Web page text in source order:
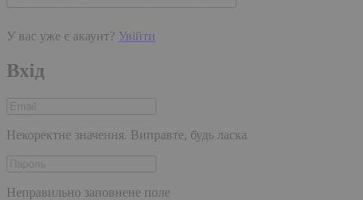
У вас уже є акаунт? Увійти
Вхід
Некоректне значення. Виправте, будь ласка
Неправильно заповнене поле